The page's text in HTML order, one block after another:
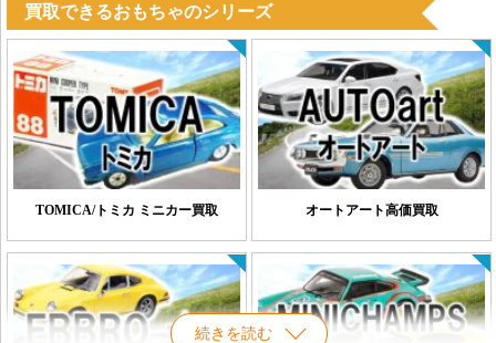
買取できるおもちゃのシリーズ
続きを読む
TOMICA/トミカ ミニカー買取 オートアート高価買取